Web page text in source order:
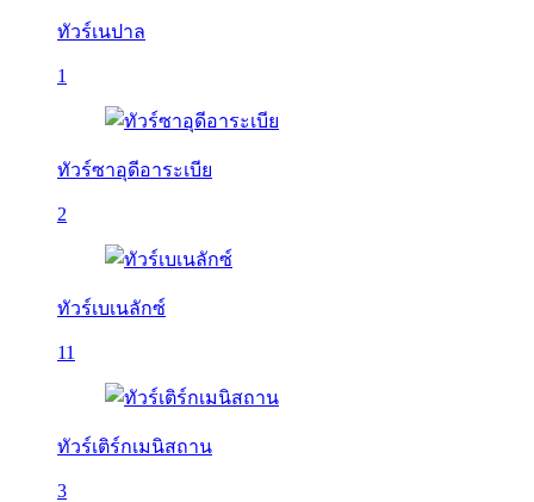
ทัวร์เนปาล
1
ทัวร์ซาอุดีอาระเบีย
2
ทัวร์เบเนลักซ์
11
ทัวร์เติร์กเมนิสถาน
3